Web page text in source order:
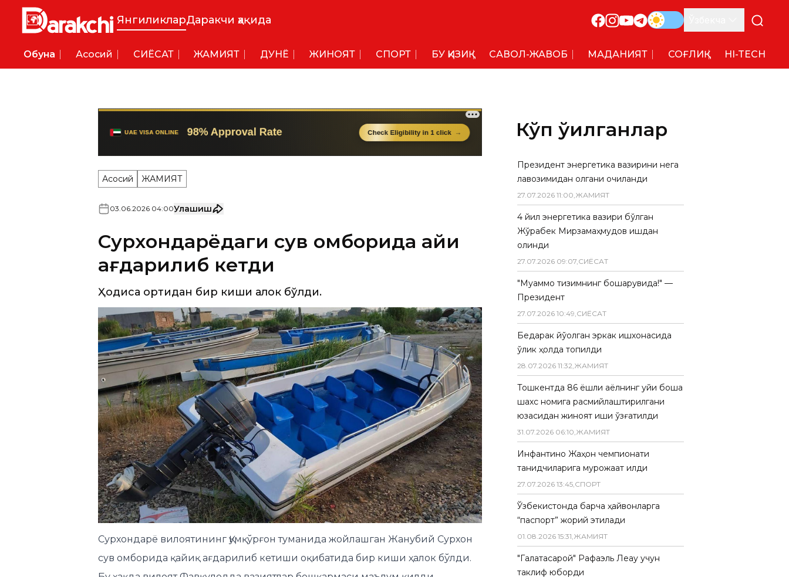
ЯнгиликларДаракчи ҳақида
Обуна Асосий СИËСАТ ЖАМИЯТ ДУНË ЖИНОЯТ СПОРТ БУ ҚИЗИҚ САВОЛ-ЖАВОБ МАДАНИЯТ СОҒЛИҚ HI-TECH
Асосий ЖАМИЯТ
03 06 2026 04:00Улашиш
Сурхондарёдаги сув омборида қайиқ
ағдарилиб кетди
Ҳодиса ортидан бир киши ҳалок бўлди.
Сурхондарё вилоятининг Қумқўрғон туманида жойлашган Жанубий Сурхон
сув омборида қайиқ ағдарилиб кетиши оқибатида бир киши ҳалок бўлди.
Кўп ўқилганлар
Президент энергетика вазирини нега
лавозимидан олгани очиқланди
27.07.2026 11:00,ЖАМИЯТ
4 йил энергетика вазири бўлган
Жўрабек Мирзамаҳмудов ишдан
олинди
27.07.2026 09:07,СИËСАТ
"Муаммо тизимнинг бошқарувида!" —
Президент
27.07.2026 10:49,СИËСАТ
Бедарак йўқолган эркак ишхонасида
ўлик ҳолда топилди
28.07.2026 11:32,ЖАМИЯТ
Тошкентда 86 ёшли аёлнинг уйи бошқа
шахс номига расмийлаштирилгани
юзасидан жиноят иши қўзғатилди
31.07.2026 06:10,ЖАМИЯТ
Инфантино Жаҳон чемпионати
танқидчиларига мурожаат қилди
27.07.2026 13:45,СПОРТ
Ўзбекистонда барча ҳайвонларга
“паспорт” жорий этилади
01.08.2026 15:31,ЖАМИЯТ
"Галатасарой" Рафаэль Леау учун
таклиф юборди